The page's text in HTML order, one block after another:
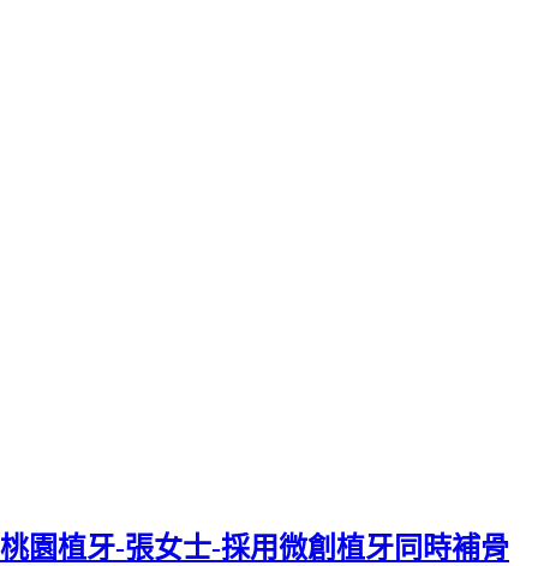
桃園植牙-張女士-採用微創植牙同時補骨